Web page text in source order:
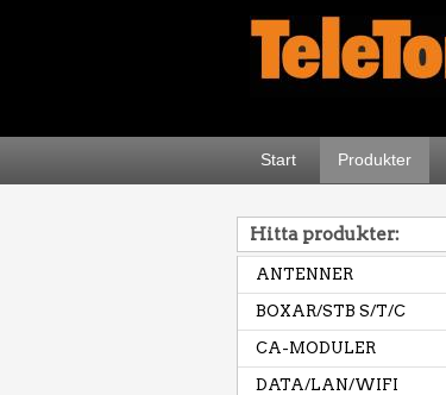
Start Produkter
Hitta produkter:
ANTENNER
BOXAR/STB S/T/C
CA-MODULER
DATA/LAN/WIFI